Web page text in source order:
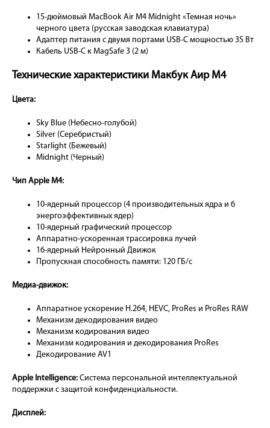
15-дюймовый MacBook Air M4 Midnight «Темная ночь»
черного цвета (русская заводская клавиатура)
Адаптер питания с двумя портами USB-C мощностью 35 Вт
Кабель USB-C к MagSafe 3 (2 м)
Технические характеристики Макбук Аир М4
Цвета:
Sky Blue (Небесно-голубой)
Silver (Серебристый)
Starlight (Бежевый)
Midnight (Черный)
Чип Apple M4:
10-ядерный процессор (4 производительных ядра и 6
энергоэффективных ядер)
10-ядерный графический процессор
Аппаратно-ускоренная трассировка лучей
16-ядерный Нейронный Движок
Пропускная способность памяти: 120 ГБ/с
Медиа-движок:
Аппаратное ускорение H.264, HEVC, ProRes и ProRes RAW
Механизм декодирования видео
Механизм кодирования видео
Механизм кодирования и декодирования ProRes
Декодирование AV1
Apple Intelligence: Система персональной интеллектуальной
поддержки с защитой конфиденциальности.
Дисплей: